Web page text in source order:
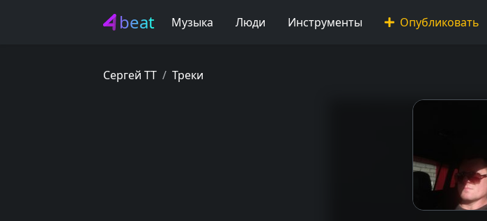
beat Музыка Люди Инструменты Опубликовать
Сергей ТТ Треки